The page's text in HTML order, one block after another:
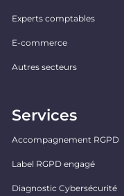
Experts comptables
E-commerce
Autres secteurs
Services
Accompagnement RGPD
Label RGPD engagé
Diagnostic Cybersécurité